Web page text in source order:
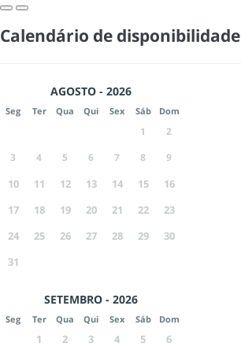
Calendário de disponibilidade
AGOSTO - 2026
Seg Ter Qua Qui Sex Sáb Dom
1
2
3
4 5 6 7 8 9
10 11 12 13 14 15
16
17
18 19 20 21 22
23
24
25 26 27 28 29
30
31
SETEMBRO - 2026
Seg Ter Qua Qui Sex Sáb Dom
1 2 3 4 5
6